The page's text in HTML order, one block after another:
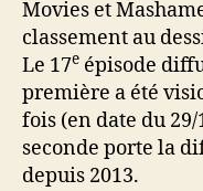
Movies et
classement au
Le 17e épisode
première a été
fois (en date du
seconde porte la
depuis 2013.